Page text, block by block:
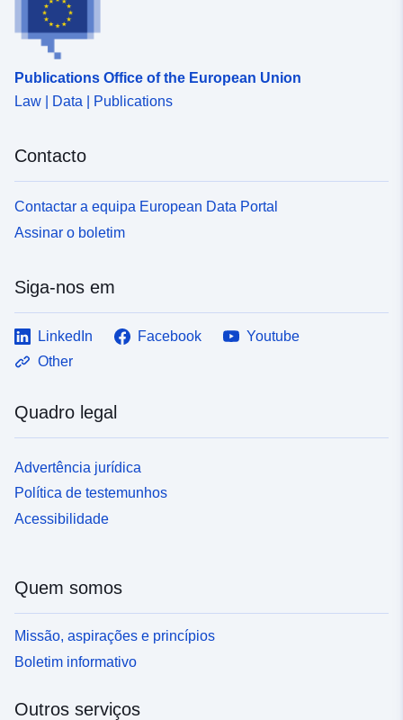
Publications Office of the European Union
Law | Data | Publications
Contacto
Contactar a equipa European Data Portal
Assinar o boletim
Siga-nos em
LinkedIn Facebook
Youtube
Other
Quadro legal
Advertência jurídica
Política de testemunhos
Acessibilidade
Quem somos
Missão, aspirações e princípios
Boletim informativo
Outros serviços